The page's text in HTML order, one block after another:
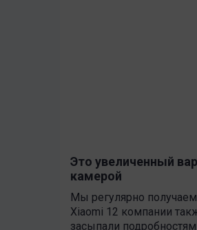
Это увеличенный
камерой
Мы регулярно
Xiaomi 12 компании
засыпали